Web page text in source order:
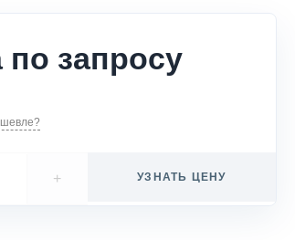
по запросу
+ УЗНАТЬ ЦЕНУ